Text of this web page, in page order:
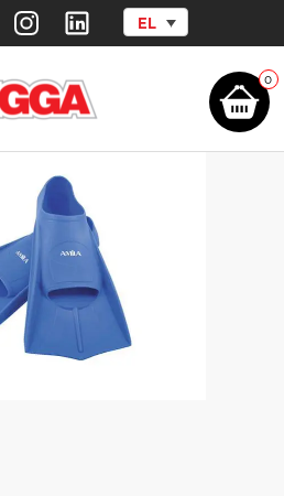
EL
0
- Εξοπλισμός/Outlet/Φυσική Αγωγή -